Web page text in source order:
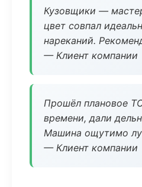
Кузовщики —
цвет совпал
нареканий.
— Клиент компании
Прошёл плановое
времени, дали
Машина ощутимо
— Клиент компании